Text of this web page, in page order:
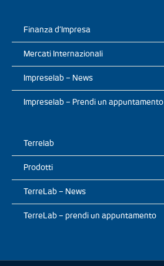
Finanza d’Impresa
Mercati Internazionali
Impreselab – News
Impreselab – Prendi un appuntamento
Terrelab
Prodotti
TerreLab – News
TerreLab – prendi un appuntamento